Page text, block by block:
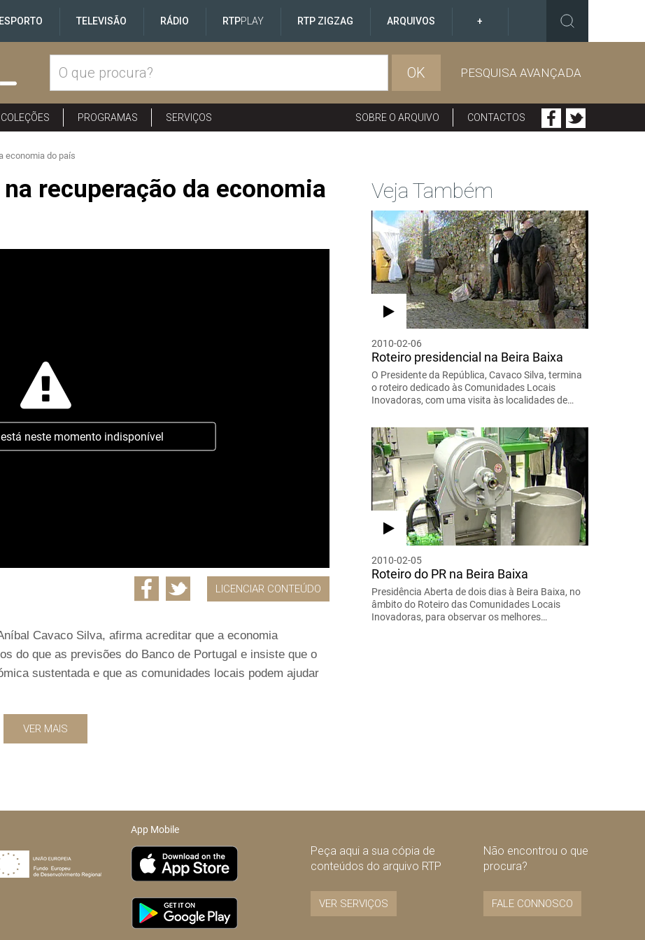
TELEVISÃO RÁDIO RTPPLAY RTP ZIGZAG ARQUIVOS +
OK PESQUISA AVANÇADA
COLEÇÕES PROGRAMAS SERVIÇOS SOBRE O ARQUIVO CONTACTOS
economia do país
recuperação da economia
neste momento indisponível
LICENCIAR CONTEÚDO
Cavaco Silva, afirma acreditar que a economia
do que as previsões do Banco de Portugal e insiste que o
sustentada e que as comunidades locais podem ajudar
VER MAIS
Veja Também
2010-02-06
Roteiro presidencial na Beira Baixa
O Presidente da República, Cavaco Silva, termina
o roteiro dedicado às Comunidades Locais
Inovadoras, com uma visita às localidades de…
2010-02-05
Roteiro do PR na Beira Baixa
Presidência Aberta de dois dias à Beira Baixa, no
âmbito do Roteiro das Comunidades Locais
Inovadoras, para observar os melhores…
App Mobile
Peça aqui a sua cópia de
conteúdos do arquivo RTP
VER SERVIÇOS
Não encontrou o que
procura?
FALE CONNOSCO